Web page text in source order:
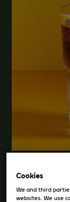
Cookies
We and third
websites. We use